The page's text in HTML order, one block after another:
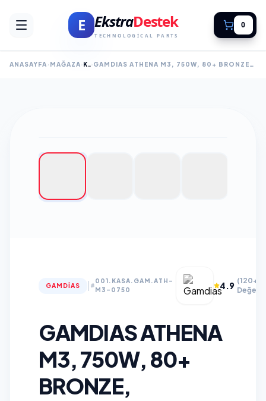
E EkstraDestek
TECHNOLOGICAL PARTS
0
ANASAYFA MAĞAZA KASA GAMDIAS ATHENA M3, 750W, 80+ BRONZE, TEMPERED GLASS, TYPE-C, MESH ÖN PANEL, ARGB, ATX, GAMING KASA
GAMDIAS
001.KASA.GAM.ATH-
M3-0750
4.9 (120+
GAMDIAS ATHENA
M3, 750W, 80+
BRONZE,